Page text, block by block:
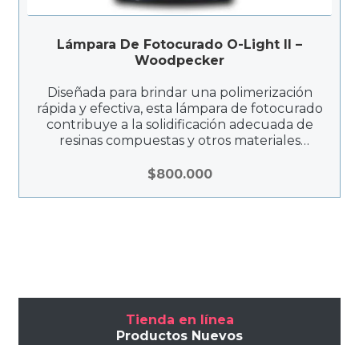
Lámpara De Fotocurado O-Light II –
Woodpecker
Diseñada para brindar una polimerización
rápida y efectiva, esta lámpara de fotocurado
contribuye a la solidificación adecuada de
resinas compuestas y otros materiales
herramienta clave en procedimientos
$800.000
Tienda en línea
Productos Nuevos